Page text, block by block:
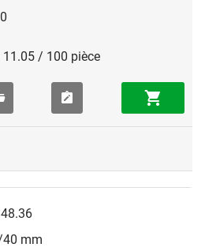
11.05 / 100 pièce
mm